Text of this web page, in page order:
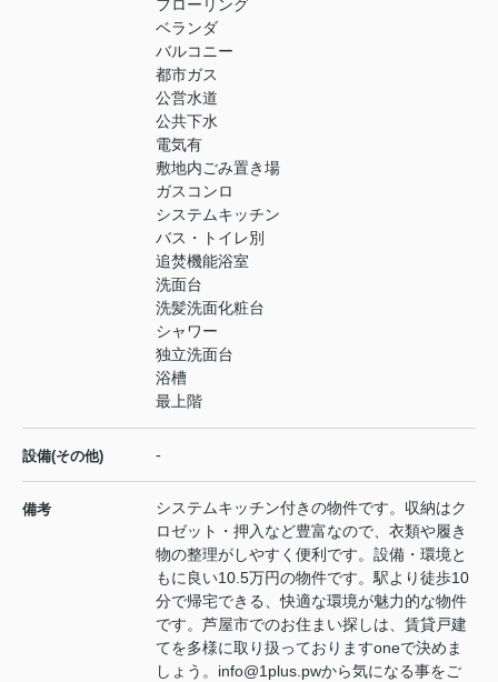
フローリング
ベランダ
バルコニー
都市ガス
公営水道
公共下水
電気有
敷地内ごみ置き場
ガスコンロ
システムキッチン
バス・トイレ別
追焚機能浴室
洗面台
洗髪洗面化粧台
シャワー
独立洗面台
浴槽
最上階
設備(その他) -
備考
システムキッチン付きの物件です。収納はク
ロゼット・押入など豊富なので、衣類や履き
物の整理がしやすく便利です。設備・環境と
もに良い10.5万円の物件です。駅より徒歩10
分で帰宅できる、快適な環境が魅力的な物件
です。芦屋市でのお住まい探しは、賃貸戸建
てを多様に取り扱っておりますoneで決めま
しょう。info@1plus.pwから気になる事をご